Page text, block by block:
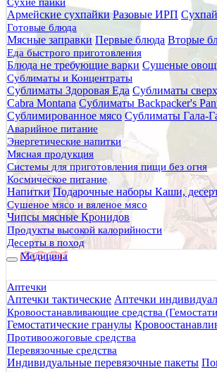
Армейские сухпайки Разовые ИРП
Готовые блюда
Мясные заправки Первые блюда Вторые
Еда быстрого приготовления
Блюда не требующие варки Сушеные
Сублиматы и Концентраты
Сублиматы Здоровая Еда Сублиматы
Cabra Montana Сублиматы Backpacker's
Сублимированное мясо Сублиматы Гала-
Аварийное питание
Энергетические напитки
Мясная продукция
Системы для приготовления пищи без огня
Космическое питание
Напитки Подарочные наборы Каши,
Сушеное мясо и вяленое мясо
Чипсы мясные Кронидов
Продукты высокой калорийности
Десерты в поход
Медицина
Аптечки
Аптечки тактические Аптечки
Кровоостанавливающие средства
Гемостатические гранулы
Противоожоговые средства
Перевязочные средства
Индивидуальные перевязочные пакеты
По техническим
Заранее корректируйте дату и
Главная
Каталог товаров
Очистка воды
Дезинфицирующие таблетки
Хлортаб АКВА 5, Дезинфицирующие
Хлортаб АКВА 5,